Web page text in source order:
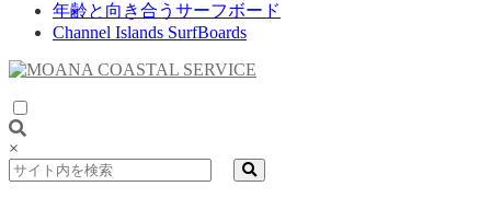
年齢と向き合うサーフボード
Channel Islands SurfBoards
×